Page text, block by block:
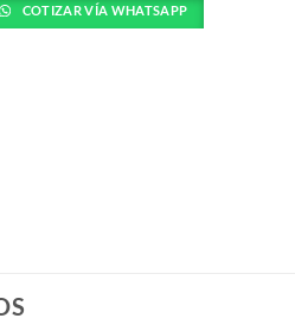
COTIZAR VÍA WHATSAPP